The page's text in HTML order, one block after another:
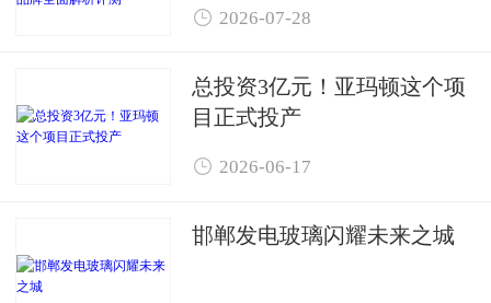
 2026-07-28
总投资3亿元！亚玛顿这个项
目正式投产
 2026-06-17
邯郸发电玻璃闪耀未来之城